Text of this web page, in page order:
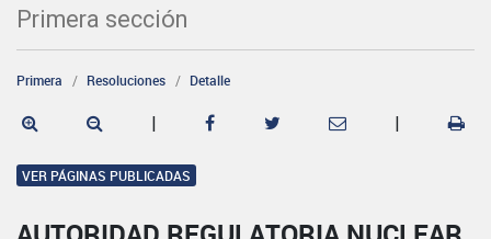
Primera sección
Primera Resoluciones Detalle
| |
VER PÁGINAS PUBLICADAS